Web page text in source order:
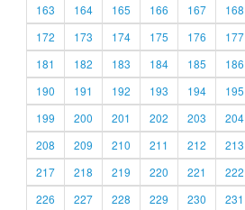
163
164 165 166 167 168
172
173 174 175 176 177
181
182 183 184 185 186
190
191 192 193 194 195
199
200 201 202 203 204
208
209 210 211 212 213
217
218 219 220 221 222
226
227 228 229 230 231